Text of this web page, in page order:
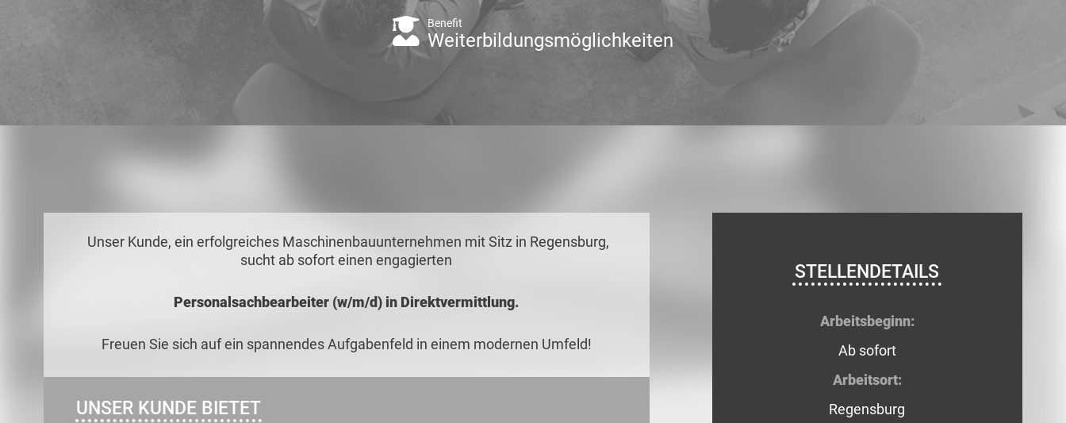
Benefit
Weiterbildungsmöglichkeiten
Unser Kunde, ein erfolgreiches Maschinenbauunternehmen mit Sitz in Regensburg,
sucht ab sofort einen engagierten
Personalsachbearbeiter (w/m/d) in Direktvermittlung.
Freuen Sie sich auf ein spannendes Aufgabenfeld in einem modernen Umfeld!
UNSER KUNDE BIETET
STELLENDETAILS
Arbeitsbeginn:
Ab sofort
Arbeitsort:
Regensburg